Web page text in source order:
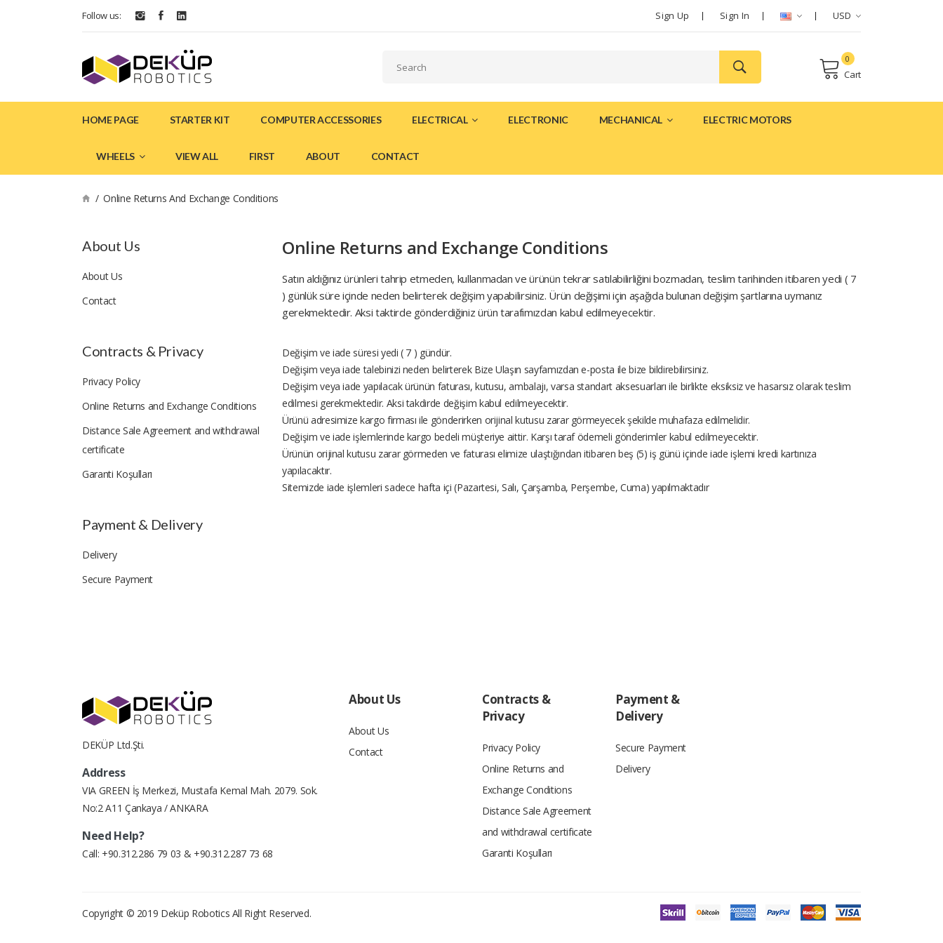
Follow us: Sign Up Sign In USD
Cart
0
HOME PAGE STARTER KIT COMPUTER ACCESSORIES ELECTRICAL ELECTRONIC MECHANICAL ELECTRIC MOTORS
WHEELS VIEW ALL FIRST ABOUT CONTACT
Online Returns And Exchange Conditions
About Us
About Us
Contact
Contracts & Privacy
Privacy Policy
Online Returns and Exchange Conditions
Distance Sale Agreement and withdrawal
certificate
Garanti Koşulları
Payment & Delivery
Delivery
Secure Payment
Online Returns and Exchange Conditions
Satın aldığınız ürünleri tahrip etmeden, kullanmadan ve ürünün tekrar satılabilirliğini bozmadan, teslim tarihinden itibaren yedi ( 7
) günlük süre içinde neden belirterek değişim yapabilirsiniz. Ürün değişimi için aşağıda bulunan değişim şartlarına uymanız
gerekmektedir. Aksi taktirde gönderdiğiniz ürün tarafımızdan kabul edilmeyecektir.
Değişim ve iade süresi yedi ( 7 ) gündür.
Değişim veya iade talebinizi neden belirterek Bize Ulaşın sayfamızdan e-posta ile bize bildirebilirsiniz.
Değişim veya iade yapılacak ürünün faturası, kutusu, ambalajı, varsa standart aksesuarları ile birlikte eksiksiz ve hasarsız olarak teslim
edilmesi gerekmektedir. Aksi takdirde değişim kabul edilmeyecektir.
Ürünü adresimize kargo firması ile gönderirken orijinal kutusu zarar görmeyecek şekilde muhafaza edilmelidir.
Değişim ve iade işlemlerinde kargo bedeli müşteriye aittir. Karşı taraf ödemeli gönderimler kabul edilmeyecektir.
Ürünün orijinal kutusu zarar görmeden ve faturası elimize ulaştığından itibaren beş (5) iş günü içinde iade işlemi kredi kartınıza
yapılacaktır.
Sitemizde iade işlemleri sadece hafta içi (Pazartesi, Salı, Çarşamba, Perşembe, Cuma) yapılmaktadır
DEKÜP Ltd.Şti.
Address
VIA GREEN İş Merkezi, Mustafa Kemal Mah. 2079. Sok.
No:2 A11 Çankaya / ANKARA
Need Help?
Call: +90.312.286 79 03 & +90.312.287 73 68
About Us
About Us
Contact
Contracts &
Privacy
Privacy Policy
Online Returns and
Exchange Conditions
Distance Sale Agreement
and withdrawal certificate
Garanti Koşulları
Payment &
Delivery
Secure Payment
Delivery
Copyright © 2019 Deküp Robotics All Right Reserved.